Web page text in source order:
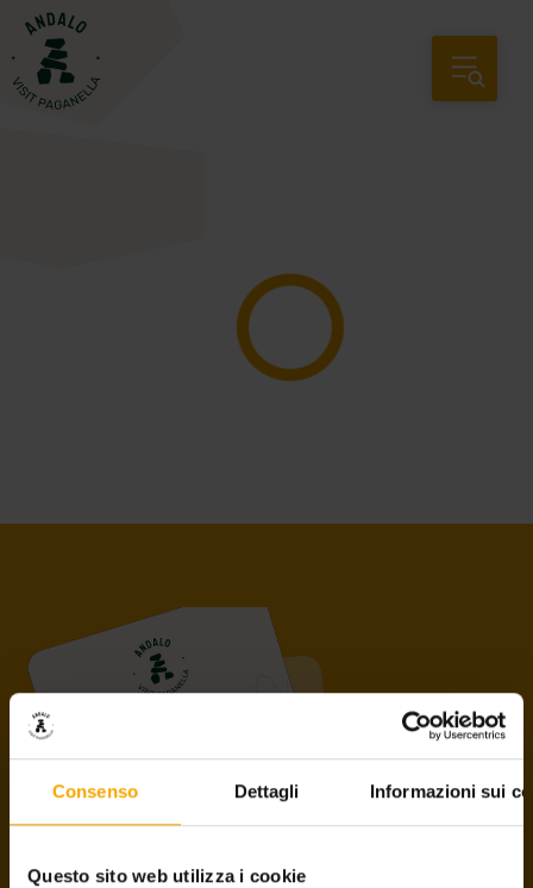
Consenso Dettagli Informazioni sui
Questo sito web utilizza i cookie